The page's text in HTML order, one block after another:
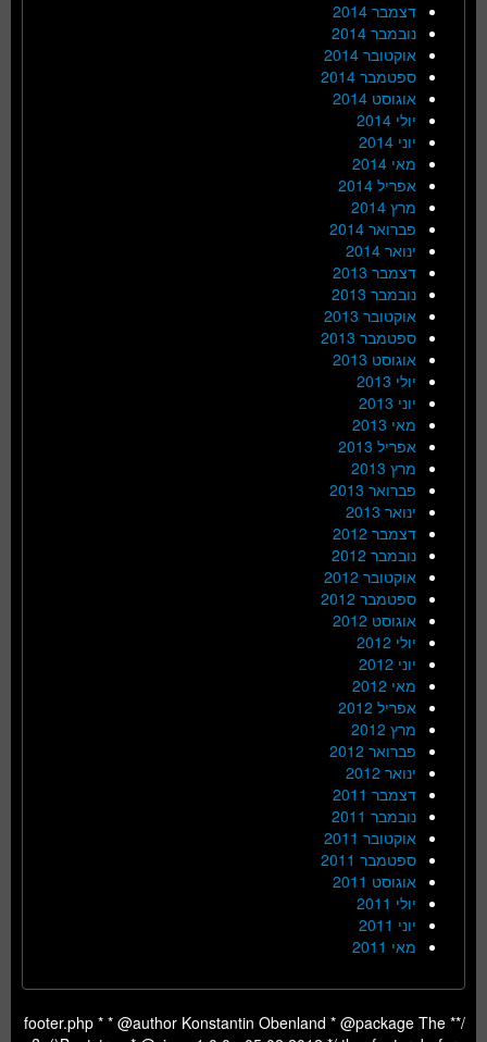
דצמבר 2014
נובמבר 2014
אוקטובר 2014
ספטמבר 2014
אוגוסט 2014
יולי 2014
יוני 2014
מאי 2014
אפריל 2014
מרץ 2014
פברואר 2014
ינואר 2014
דצמבר 2013
נובמבר 2013
אוקטובר 2013
ספטמבר 2013
אוגוסט 2013
יולי 2013
יוני 2013
מאי 2013
אפריל 2013
מרץ 2013
פברואר 2013
ינואר 2013
דצמבר 2012
נובמבר 2012
אוקטובר 2012
ספטמבר 2012
אוגוסט 2012
יולי 2012
יוני 2012
מאי 2012
אפריל 2012
מרץ 2012
פברואר 2012
ינואר 2012
דצמבר 2011
נובמבר 2011
אוקטובר 2011
ספטמבר 2011
אוגוסט 2011
יולי 2011
יוני 2011
מאי 2011
/** footer.php * * @author Konstantin Obenland * @package The